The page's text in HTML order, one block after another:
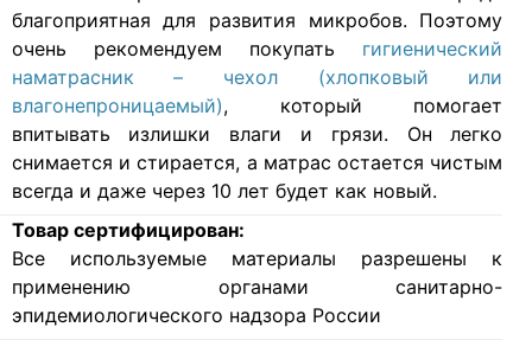
благоприятная для развития микробов. Поэтому
очень рекомендуем покупать гигиенический
наматрасник – чехол (хлопковый или
влагонепроницаемый), который помогает
впитывать излишки влаги и грязи. Он легко
снимается и стирается, а матрас остается чистым
всегда и даже через 10 лет будет как новый.
Товар сертифицирован:
Все используемые материалы разрешены к
применению органами санитарно-
эпидемиологического надзора России